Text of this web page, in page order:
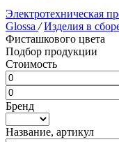
Электротехническая
Glossa / Изделия в
Фисташкового цвета
Подбор продукции
Стоимость
Бренд
Название, артикул